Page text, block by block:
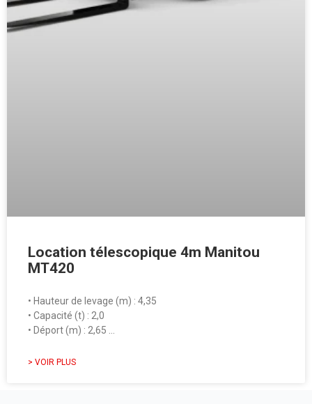
Location télescopique 4m Manitou
MT420
• Hauteur de levage (m) : 4,35
• Capacité (t) : 2,0
• Déport (m) : 2,65 …
> VOIR PLUS